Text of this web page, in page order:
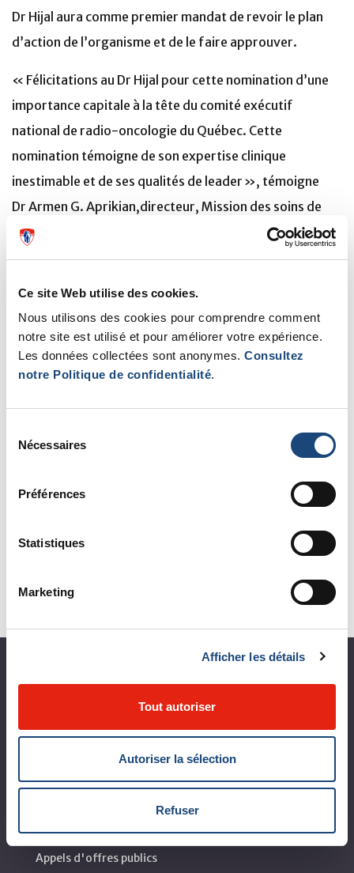
Ce site Web utilise des cookies.
Nous utilisons des cookies pour comprendre comment
notre site est utilisé et pour améliorer votre expérience.
Les données collectées sont anonymes. Consultez
notre Politique de confidentialité.
Nécessaires
Préférences
Statistiques
Marketing
Afficher les détails
Tout autoriser
Autoriser la sélection
Refuser
Dr Hijal aura comme premier mandat de revoir le plan
d’action de l’organisme et de le faire approuver.
« Félicitations au Dr Hijal pour cette nomination d’une
importance capitale à la tête du comité exécutif
national de radio-oncologie du Québec. Cette
nomination témoigne de son expertise clinique
inestimable et de ses qualités de leader », témoigne
Dr Armen G. Aprikian,directeur, Mission des soins de
cancer du CUSM.
succès dans ses nouvelles fonctions.
Dr Tarek Hijal
Coup d'œil sur le CUSM
Leaders organisationnels
Développement durable
Appels d'offres publics